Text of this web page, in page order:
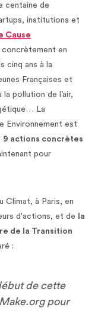
centaine de
institutions et
Cause
concrètement en
cinq ans à la
Françaises et
pollution de l’air,
La
Environnement est
9 actions concrètes
pour
Climat, à Paris, en
d'actions, et de
la
de la Transition
:
de cette
pour